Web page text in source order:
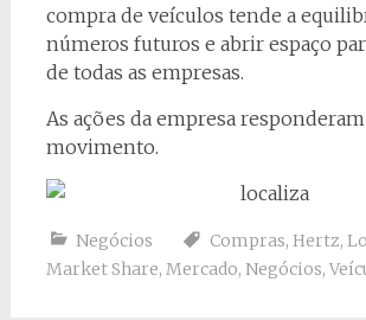
compra de veículos tende a
números futuros e abrir espaço
de todas as empresas.
As ações da empresa
movimento.
Negócios Compras, Hertz,
Market Share, Mercado, Negócios,